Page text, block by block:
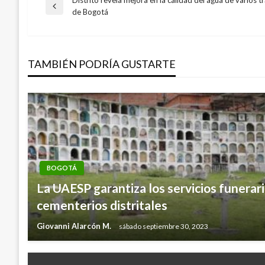
Navegación
entradas
Entrada de Bogotá
TAMBIÉN PODRÍA GUSTARTE
BOGOTÁ
La UAESP garantiza los servicios
cementerios distritales
Giovanni Alarcón M. sábado septiembre 30, 2023